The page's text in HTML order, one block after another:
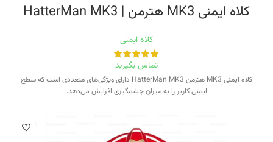
کلاه ایمنی MK3 هترمن | HatterMan MK3
کلاه ایمنی
تماس بگیرید
کلاه ایمنی MK3 هترمن HatterMan MK3 دارای ویژگی‌های متعددی است که سطح
ایمنی کاربر را به میزان چشمگیری افزایش می‌دهد.